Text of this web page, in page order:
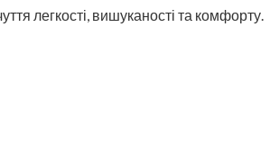
легкості, вишуканості та комфорту.